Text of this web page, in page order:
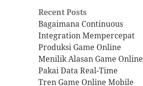
Recent Posts
Bagaimana Continuous
Integration Mempercepat
Produksi Game Online
Menilik Alasan Game Online
Pakai Data Real-Time
Tren Game Online Mobile